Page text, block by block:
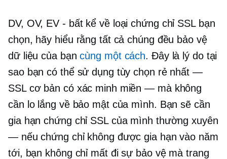
DV, OV, EV - bất kể về loại chứng chỉ SSL bạn
chọn, hãy hiểu rằng tất cả chúng đều bảo vệ
dữ liệu của bạncùng một cách. Đây là lý do tại
sao bạn có thể sử dụng tùy chọn rẻ nhất —
SSL cơ bản có xác minh miền — mà không
cần lo lắng về bảo mật của mình. Bạn sẽ cần
gia hạn chứng chỉ SSL của mình thường xuyên
— nếu chứng chỉ không được gia hạn vào năm
tới, bạn không chỉ mất đi sự bảo vệ mà trang